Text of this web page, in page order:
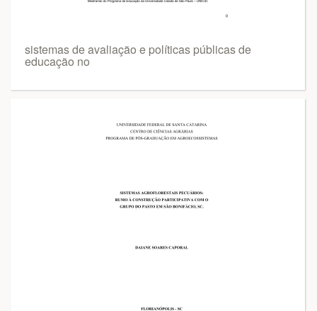
sistemas de avaliação e políticas públicas de
educação no